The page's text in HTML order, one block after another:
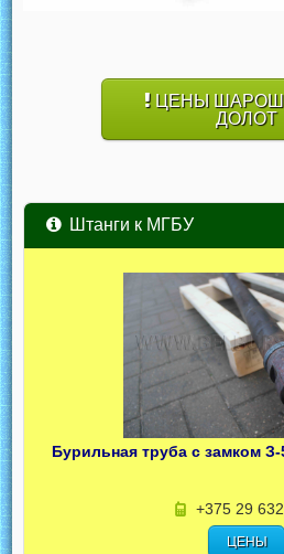
ЦЕНЫ
ДОЛОТ
Штанги к МГБУ
Бурильная труба с замком
+375 29
ЦЕНЫ